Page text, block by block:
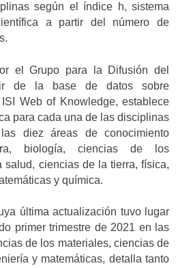
según el índice h, sistema
a partir del número de
el Grupo para la Difusión del
de la base de datos sobre
Web of Knowledge, establece
para cada una de las disciplinas
diez áreas de conocimiento
biología, ciencias de los
salud, ciencias de la tierra, física,
y química.
última actualización tuvo lugar
primer trimestre de 2021 en las
de los materiales, ciencias de
y matemáticas, detalla tanto